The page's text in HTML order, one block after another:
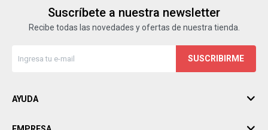
Suscríbete a nuestra newsletter
Recibe todas las novedades y ofertas de nuestra tienda.
SUSCRIBIRME
AYUDA